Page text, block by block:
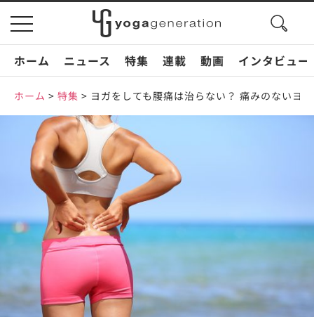
toggle
navigation
search
ホーム
ニュース 特集 連載 動画 インタビュー
ホーム > 特集 > ヨガをしても腰痛は治らない？ 痛みのないヨ